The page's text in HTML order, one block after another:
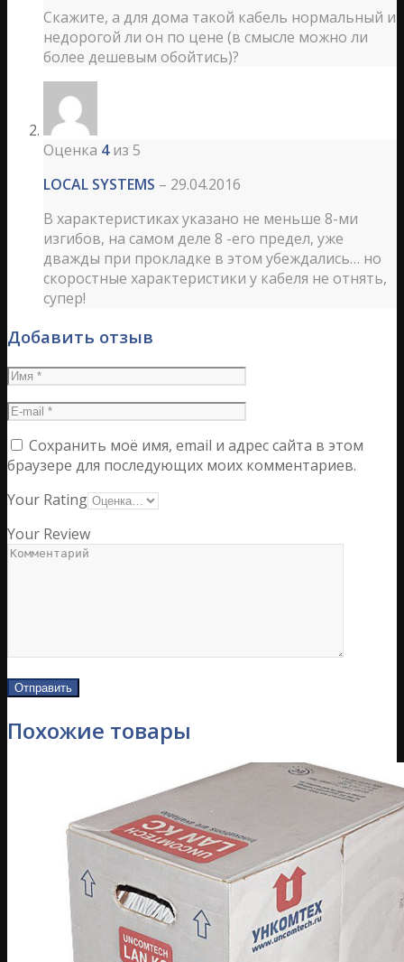
Скажите, а для дома такой кабель нормальный и
недорогой ли он по цене (в смысле можно ли
более дешевым обойтись)?
Оценка 4из 5
LOCAL SYSTEMS – 29.04.2016
В характеристиках указано не меньше 8-ми
изгибов, на самом деле 8 -его предел, уже
дважды при прокладке в этом убеждались… но
скоростные характеристики у кабеля не отнять,
супер!
Добавить отзыв
Сохранить моё имя, email и адрес сайта в этом
браузере для последующих моих комментариев.
Your Rating
Your Review
Похожие товары